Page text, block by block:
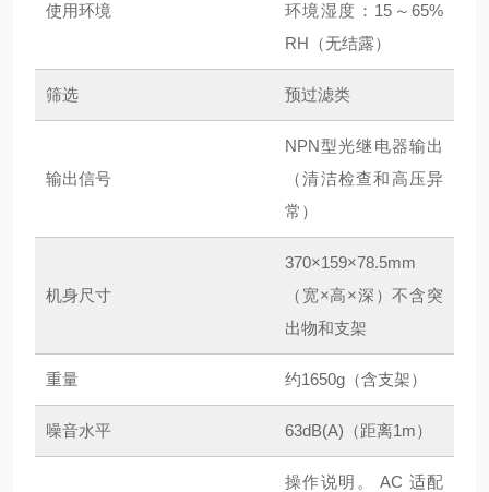
使用环境
环境湿度：15～65%
RH（无结露）
筛选 预过滤类
输出信号
NPN型光继电器输出
（清洁检查和高压异
常）
机身尺寸
370×159×78.5mm
（宽×高×深）不含突
出物和支架
重量 约1650g（含支架）
噪音水平 63dB(A)（距离1m）
操作说明。 AC 适配